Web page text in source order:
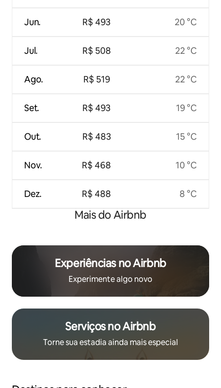
Jun.
Jul.
Ago.
Set.
Out.
Nov.
Dez.
R$ 493
R$ 508
R$ 519
R$ 493
R$ 483
R$ 468
R$ 488
20 °C
22 °C
22 °C
19 °C
15 °C
10 °C
8 °C
Mais do Airbnb
Experiências no Airbnb
Experimente algo novo
Serviços no Airbnb
Torne sua estadia ainda mais especial